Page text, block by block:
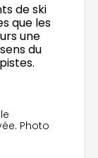
de ski
que les
une
du
Photo